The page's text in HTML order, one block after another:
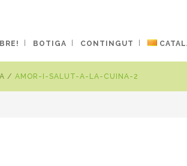
BOTIGA CONTINGUT
/ AMOR-I-SALUT-A-LA-CUINA-2